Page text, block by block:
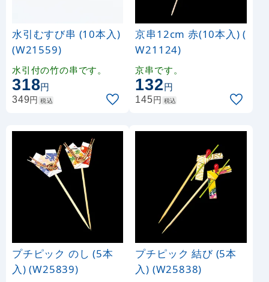
水引むすび串 (10本入)
(W21559)
水引付の竹の串です。
318円
349円 税込
京串12cm 赤(10本入) (
W21124)
京串です。
132円
145円 税込
プチピック のし (5本
入) (W25839)
プチピック 結び (5本
入) (W25838)